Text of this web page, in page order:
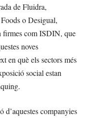
de Fluidra,
o Desigual,
firmes com ISDIN, que
noves
en què els sectors més
social estan
d’aquestes companyies